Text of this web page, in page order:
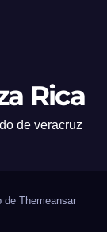
Rica
de veracruz
de Themeansar